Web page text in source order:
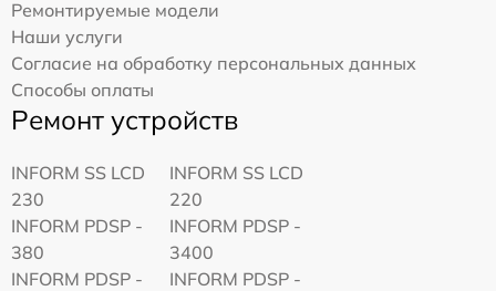
Ремонтируемые модели
Наши услуги
Согласие на обработку персональных данных
Способы оплаты
Ремонт устройств
INFORM SS LCD
230
INFORM SS LCD
220
INFORM PDSP -
380
INFORM PDSP -
3400
INFORM PDSP -
INFORM PDSP -